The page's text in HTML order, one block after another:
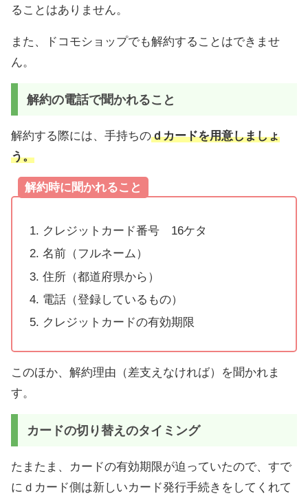
ることはありません。
また、ドコモショップでも解約することはできませ
ん。
解約の電話で聞かれること
解約する際には、手持ちのｄカードを用意しましょ
う。
解約時に聞かれること
クレジットカード番号 16ケタ
名前（フルネーム）
住所（都道府県から）
電話（登録しているもの）
クレジットカードの有効期限
このほか、解約理由（差支えなければ）を聞かれま
す。
カードの切り替えのタイミング
たまたま、カードの有効期限が迫っていたので、すで
にｄカード側は新しいカード発行手続きをしてくれて